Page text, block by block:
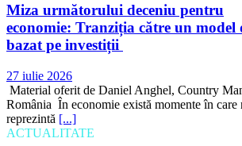
Miza următorului deceniu pentru
economie: Tranziția către un model
bazat pe investiții
27 iulie 2026
Material oferit de Daniel Anghel, Country
România În economie există momente în care
reprezintă [...]
ACTUALITATE